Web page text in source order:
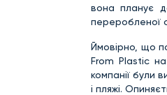
вона планує
переробленої
Ймовірно, що
From Plastic
компанії були
і пляжі.